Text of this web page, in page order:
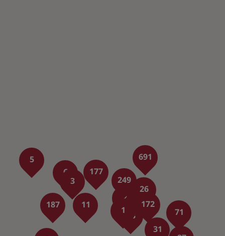
2
6
13
187
3
177
691
249
71
31
11
26
1
172
5